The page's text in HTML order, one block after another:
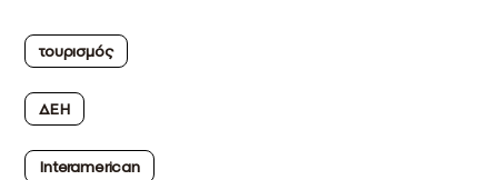
τουρισμός
ΔΕΗ
Interamerican